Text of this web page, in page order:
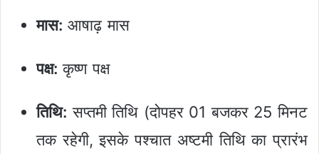
मास: आषाढ़ मास
पक्ष: कृष्ण पक्ष
तिथि: सप्तमी तिथि (दोपहर 01 बजकर 25 मिनट
तक रहेगी, इसके पश्चात अष्टमी तिथि का प्रारंभ